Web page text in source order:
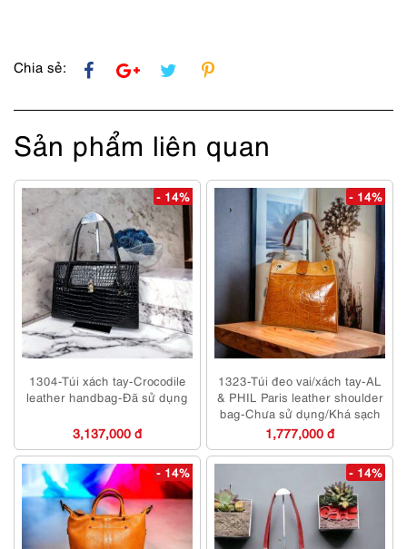
Chia sẻ:
Sản phẩm liên quan
- 14%
1304-Túi xách tay-Crocodile
leather handbag-Đã sử dụng
3,137,000 đ
- 14%
1323-Túi đeo vai/xách tay-AL
& PHIL Paris leather shoulder
bag-Chưa sử dụng/Khá sạch
1,777,000 đ
- 14% - 14%